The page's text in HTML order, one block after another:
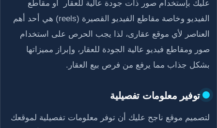
عليك بإستخدام صور ذات جودة عالية للعقار أو مقاطع
الفيديو وخاصة مقاطع الفيديو القصيرة (reels) هي أحد أهم
العناصر لأي موقع عقارى، لذا يجب الحرص على استخدام
صور ومقاطع فيديو عالية الجودة للعقار، وإبراز مميزاتها
بشكل جذاب مما يرفع من فرص بيع العقار.
توفير معلومات تفصيلية
لتصميم موقع ناجح عليك أن توفر معلومات تفصيلية لموقعك